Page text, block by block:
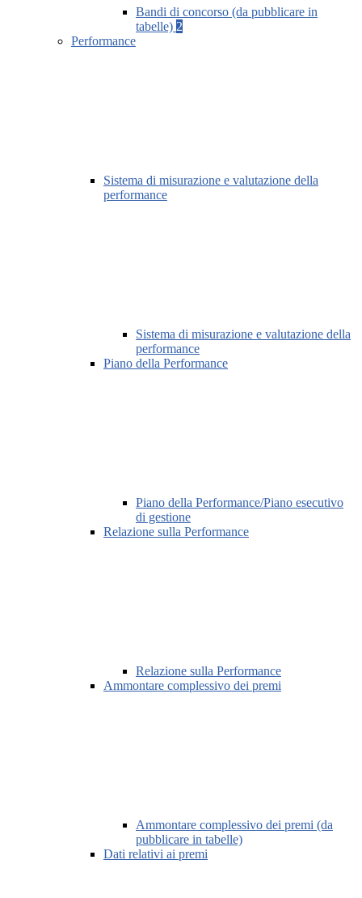
Bandi di concorso (da pubblicare in
tabelle) 2
Performance
Sistema di misurazione e valutazione della
performance
Sistema di misurazione e valutazione della
performance
Piano della Performance
Piano della Performance/Piano esecutivo
di gestione
Relazione sulla Performance
Relazione sulla Performance
Ammontare complessivo dei premi
Ammontare complessivo dei premi (da
pubblicare in tabelle)
Dati relativi ai premi